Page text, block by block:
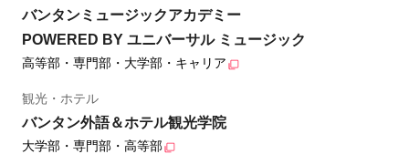
バンタンミュージックアカデミー
POWERED BY ユニバーサル ミュージック
高等部・専門部・大学部・キャリア
観光・ホテル
バンタン外語＆ホテル観光学院
大学部・専門部・高等部